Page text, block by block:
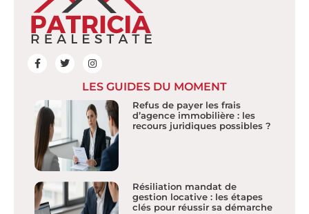
LES GUIDES DU MOMENT
Refus de payer les frais
d’agence immobilière : les
recours juridiques possibles ?
Résiliation mandat de
gestion locative : les étapes
clés pour réussir sa démarche